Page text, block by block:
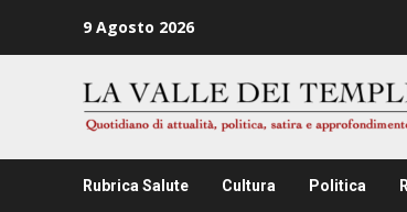
9 Agosto 2026
Rubrica Salute Cultura Politica